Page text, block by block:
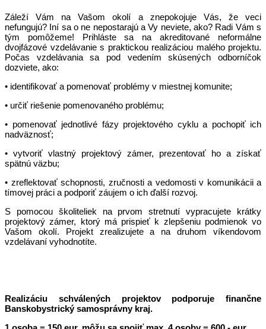
Záleží Vám na Vašom okolí a znepokojuje Vás, že veci
nefungujú? Iní sa o ne nepostarajú a Vy neviete, ako? Radi Vám s
tým pomôžeme! Prihláste sa na akreditované neformálne
dvojfázové vzdelávanie s praktickou realizáciou malého projektu.
Počas vzdelávania sa pod vedením skúsených odborníčok
dozviete, ako:
• identifikovať a pomenovať problémy v miestnej komunite;
• určiť riešenie pomenovaného problému;
• pomenovať jednotlivé fázy projektového cyklu a pochopiť ich
nadväznosť;
• vytvoriť vlastný projektový zámer, prezentovať ho a získať
spätnú väzbu;
• zreflektovať schopnosti, zručnosti a vedomosti v komunikácii a
tímovej práci a podporiť záujem o ich ďalší rozvoj.
S pomocou školiteliek na prvom stretnutí vypracujete krátky
projektový zámer, ktorý má prispieť k zlepšeniu podmienok vo
Vašom okolí. Projekt zrealizujete a na druhom víkendovom
vzdelávaní vyhodnotíte.
Realizáciu schválených projektov podporuje finančne
Banskobystrický samosprávny kraj.